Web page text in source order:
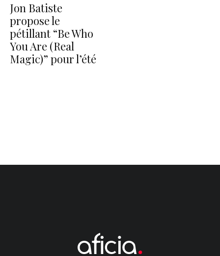
Jon Batiste
propose le
pétillant “Be Who
You Are (Real
Magic)” pour l’été